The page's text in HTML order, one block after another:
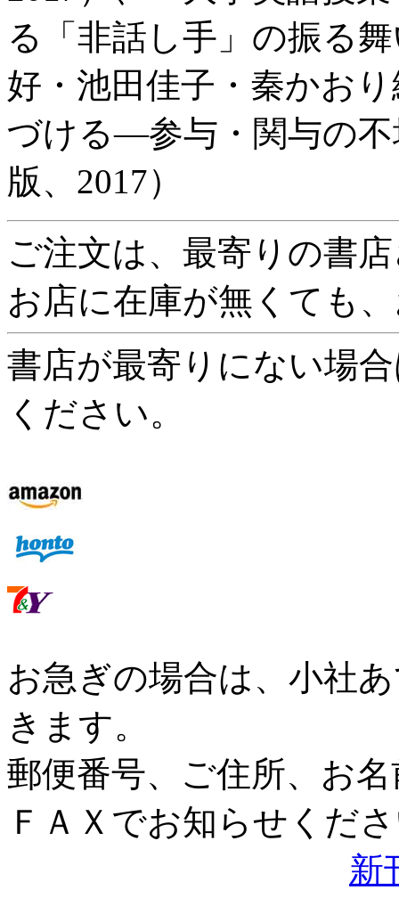
る「非話し手」の振る
好・池田佳子・秦かお
づける―参与・関与の
版、2017）
ご注文は、最寄りの書
お店に在庫が無くても
書店が最寄りにない場
ください。
お急ぎの場合は、小社
きます。
郵便番号、ご住所、お
ＦＡＸでお知らせくだ
新